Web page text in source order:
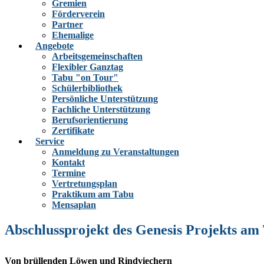
Gremien
Förderverein
Partner
Ehemalige
Angebote
Arbeitsgemeinschaften
Flexibler Ganztag
Tabu "on Tour"
Schülerbibliothek
Persönliche Unterstützung
Fachliche Unterstützung
Berufsorientierung
Zertifikate
Service
Anmeldung zu Veranstaltungen
Kontakt
Termine
Vertretungsplan
Praktikum am Tabu
Mensaplan
Abschlussprojekt des Genesis Projekts am
Von brüllenden Löwen und Rindviechern